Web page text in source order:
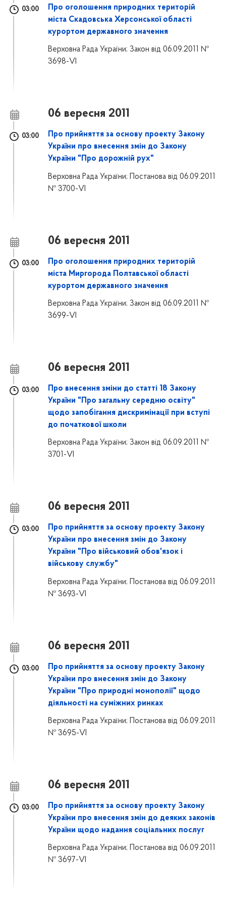
03:00
Про оголошення природних територій
міста Скадовська Херсонської області
курортом державного значення
Верховна Рада України; Закон від 06.09.2011 №
3698-VI
06 вересня 2011
03:00
Про прийняття за основу проекту Закону
України про внесення змін до Закону
України "Про дорожній рух"
Верховна Рада України; Постанова від 06.09.2011
№ 3700-VI
06 вересня 2011
03:00
Про оголошення природних територій
міста Миргорода Полтавської області
курортом державного значення
Верховна Рада України; Закон від 06.09.2011 №
3699-VI
06 вересня 2011
03:00
Про внесення зміни до статті 18 Закону
України "Про загальну середню освіту"
щодо запобігання дискримінації при вступі
до початкової школи
Верховна Рада України; Закон від 06.09.2011 №
3701-VI
06 вересня 2011
03:00
Про прийняття за основу проекту Закону
України про внесення змін до Закону
України "Про військовий обов'язок і
військову службу"
Верховна Рада України; Постанова від 06.09.2011
№ 3693-VI
06 вересня 2011
03:00
Про прийняття за основу проекту Закону
України про внесення змін до Закону
України "Про природні монополії" щодо
діяльності на суміжних ринках
Верховна Рада України; Постанова від 06.09.2011
№ 3695-VI
06 вересня 2011
03:00
Про прийняття за основу проекту Закону
України про внесення змін до деяких законів
України щодо надання соціальних послуг
Верховна Рада України; Постанова від 06.09.2011
№ 3697-VI